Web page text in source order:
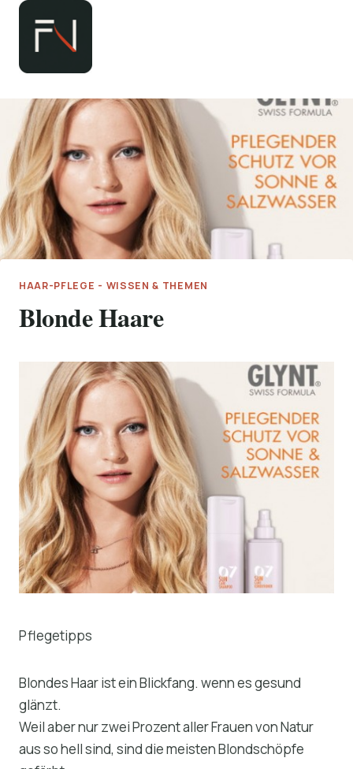
Zum
springen
HAAR-PFLEGE - WISSEN & THEMEN
Blonde Haare
Pflegetipps
Blondes Haar ist ein Blickfang. wenn es gesund
glänzt.
Weil aber nur zwei Prozent aller Frauen von Natur
aus so hell sind, sind die meisten Blondschöpfe